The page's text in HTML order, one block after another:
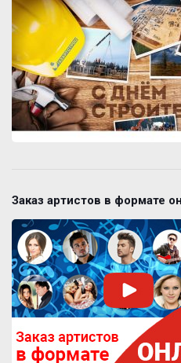
Заказ артистов в формате